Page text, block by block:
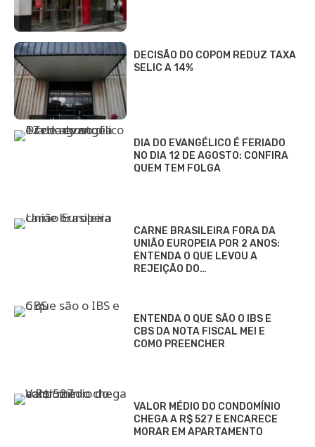
DECISÃO DO COPOM REDUZ TAXA
SELIC A 14%
DIA DO EVANGÉLICO É FERIADO
NO DIA 12 DE AGOSTO: CONFIRA
QUEM TEM FOLGA
CARNE BRASILEIRA FORA DA
UNIÃO EUROPEIA POR 2 ANOS:
ENTENDA O QUE LEVOU A
REJEIÇÃO DO…
ENTENDA O QUE SÃO O IBS E
CBS DA NOTA FISCAL MEI E
COMO PREENCHER
VALOR MÉDIO DO CONDOMÍNIO
CHEGA A R$ 527 E ENCARECE
MORAR EM APARTAMENTO